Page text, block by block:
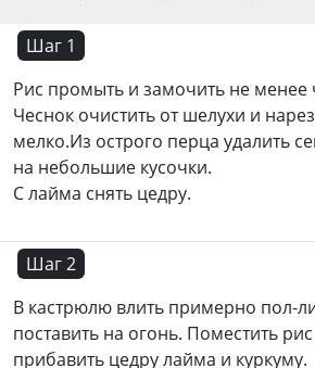
Шаг 1
Рис промыть и замочить не менее
Чеснок очистить от шелухи и
мелко.Из острого перца удалить
на небольшие кусочки.
С лайма снять цедру.
Шаг 2
В кастрюлю влить примерно пол-
поставить на огонь. Поместить
прибавить цедру лайма и куркуму.